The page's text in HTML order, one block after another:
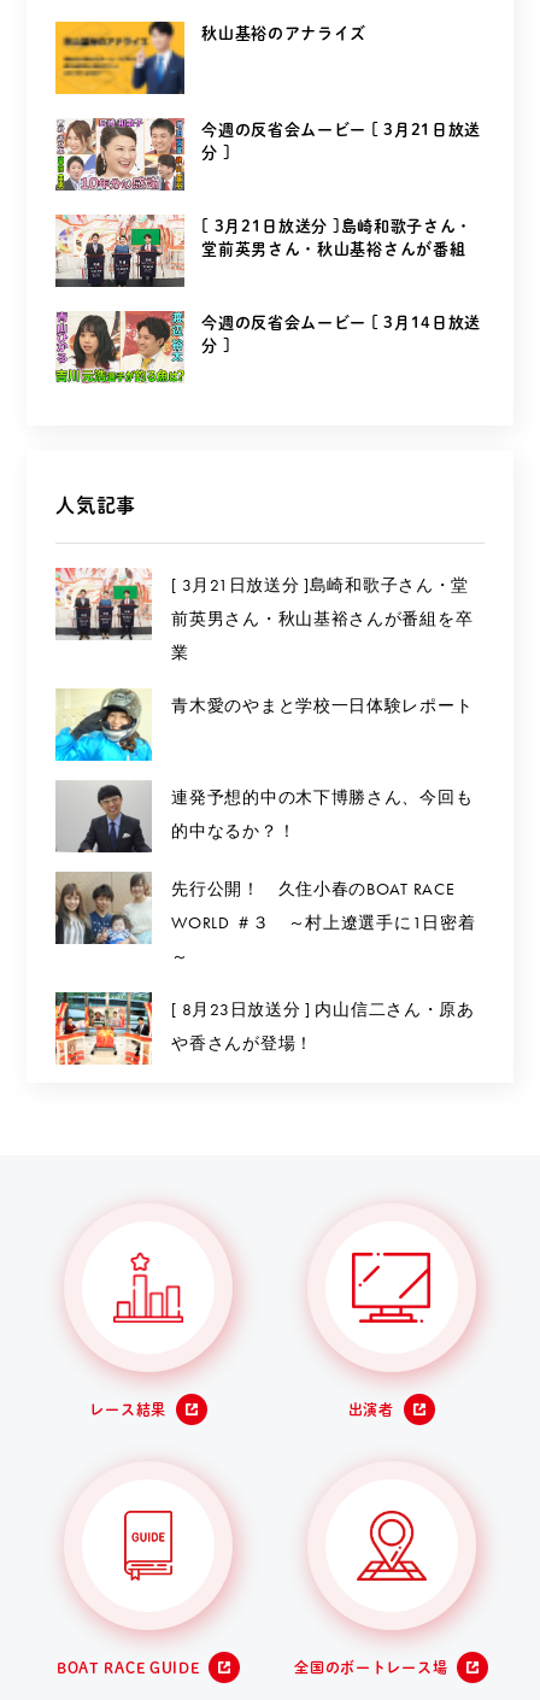
秋山基裕のアナライズ
今週の反省会ムービー [ 3月21日放送
分 ]
[ 3月21日放送分 ]島崎和歌子さん・
堂前英男さん・秋山基裕さんが番組
今週の反省会ムービー [ 3月14日放送
分 ]
人気記事
[ 3月21日放送分 ]島崎和歌子さん・堂
前英男さん・秋山基裕さんが番組を卒
業
青木愛のやまと学校一日体験レポート
連発予想的中の木下博勝さん、今回も
的中なるか？！
先行公開！ 久住小春のBOAT RACE
WORLD ＃３ ～村上遼選手に1日密着
～
[ 8月23日放送分 ] 内山信二さん・原あ
や香さんが登場！
レース結果 出演者
BOAT RACE GUIDE 全国のボートレース場